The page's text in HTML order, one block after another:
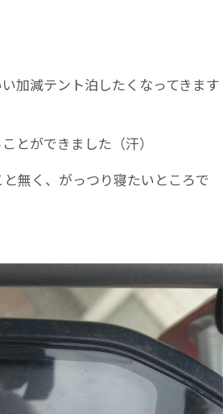
加減テント泊したくなってきます
とができました（汗）
無く、がっつり寝たいところで